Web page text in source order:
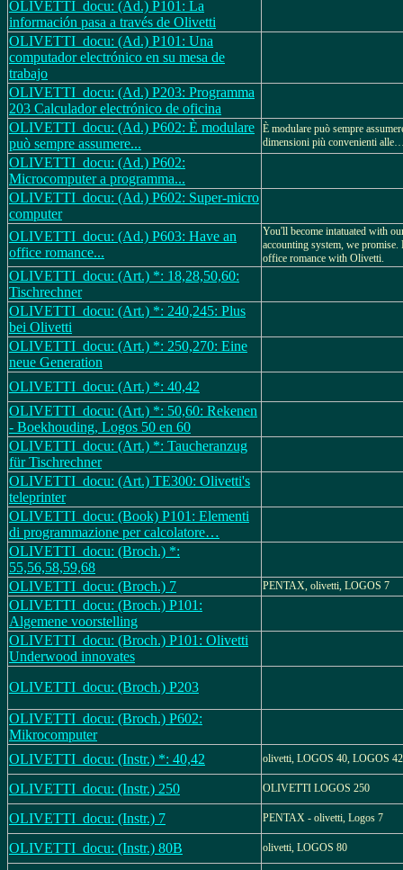
OLIVETTI_docu: (Ad.) P101: La
información pasa a través de Olivetti
OLIVETTI_docu: (Ad.) P101: Una
computador electrónico en su mesa de
trabajo
OLIVETTI_docu: (Ad.) P203: Programma
203 Calculador electrónico de oficina
OLIVETTI_docu: (Ad.) P602: È modulare
può sempre assumere...
È modulare può sempre
dimensioni più convenienti
OLIVETTI_docu: (Ad.) P602:
Microcomputer a programma...
OLIVETTI_docu: (Ad.) P602: Super-micro
computer
OLIVETTI_docu: (Ad.) P603: Have an
office romance...
You'll become intatuated with
accounting system, we promise.
office romance with Olivetti.
OLIVETTI_docu: (Art.) *: 18,28,50,60:
Tischrechner
OLIVETTI_docu: (Art.) *: 240,245: Plus
bei Olivetti
OLIVETTI_docu: (Art.) *: 250,270: Eine
neue Generation
OLIVETTI_docu: (Art.) *: 40,42
OLIVETTI_docu: (Art.) *: 50,60: Rekenen
- Boekhouding, Logos 50 en 60
OLIVETTI_docu: (Art.) *: Taucheranzug
für Tischrechner
OLIVETTI_docu: (Art.) TE300: Olivetti's
teleprinter
OLIVETTI_docu: (Book) P101: Elementi
di programmazione per calcolatore…
OLIVETTI_docu: (Broch.) *:
55,56,58,59,68
OLIVETTI_docu: (Broch.) 7
PENTAX, olivetti, LOGOS 7
OLIVETTI_docu: (Broch.) P101:
Algemene voorstelling
OLIVETTI_docu: (Broch.) P101: Olivetti
Underwood innovates
OLIVETTI_docu: (Broch.) P203
OLIVETTI_docu: (Broch.) P602:
Mikrocomputer
OLIVETTI_docu: (Instr.) *: 40,42
olivetti, LOGOS 40, LOGOS 42
OLIVETTI_docu: (Instr.) 250 OLIVETTI LOGOS 250
OLIVETTI_docu: (Instr.) 7 PENTAX - olivetti, Logos 7
OLIVETTI_docu: (Instr.) 80B olivetti, LOGOS 80